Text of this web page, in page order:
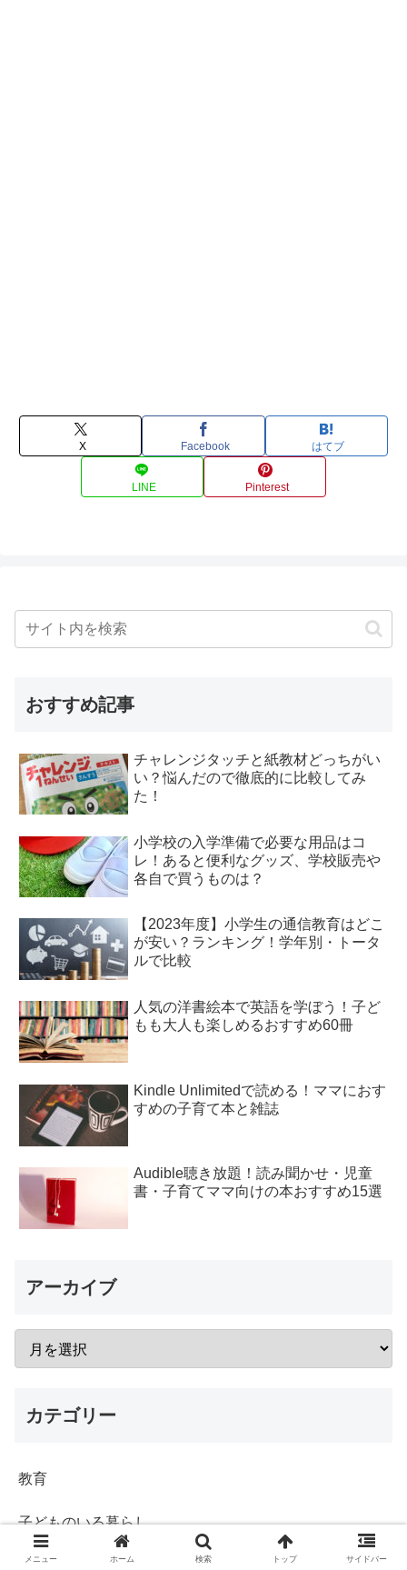
X Facebook はてブ
LINE Pinterest
おすすめ記事
チャレンジタッチと紙教材どっちがい
い？悩んだので徹底的に比較してみ
た！
小学校の入学準備で必要な用品はコ
レ！あると便利なグッズ、学校販売や
各自で買うものは？
【2023年度】小学生の通信教育はどこ
が安い？ランキング！学年別・トータ
ルで比較
人気の洋書絵本で英語を学ぼう！子ど
もも大人も楽しめるおすすめ60冊
Kindle Unlimitedで読める！ママにおす
すめの子育て本と雑誌
Audible聴き放題！読み聞かせ・児童
書・子育てママ向けの本おすすめ15選
アーカイブ
カテゴリー
教育
子どものいる暮らし
子育ての悩み
メニュー ホーム 検索 トップ サイドバー